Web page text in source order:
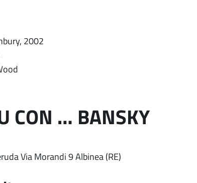
2002
CON … BANSKY
Via Morandi 9 Albinea (RE)